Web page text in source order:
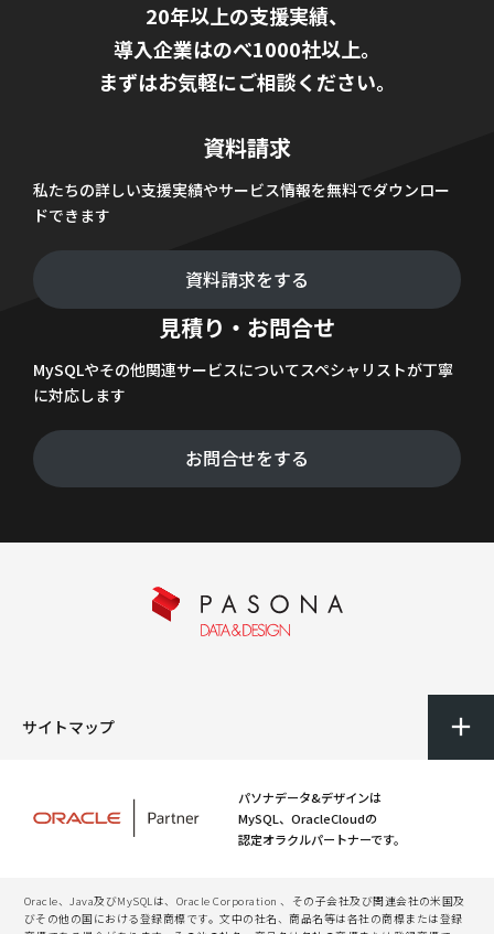
20年以上の支援実績、
導入企業はのべ1000社以上。
まずはお気軽にご相談ください。
資料請求
私たちの詳しい支援実績やサービス情報を無料でダウンロー
ドできます
資料請求をする
見積り・お問合せ
MySQLやその他関連サービスについてスペシャリストが丁寧
に対応します
お問合せをする
サイトマップ
パソナデータ&デザインは
MySQL、OracleCloudの
認定オラクルパートナーです。
Oracle、Java及びMySQLは、Oracle Corporation 、その子会社及び関連会社の米国及
びその他の国における登録商標です。文中の社名、商品名等は各社の商標または登録